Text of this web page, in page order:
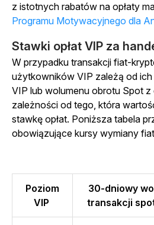
z istotnych rabatów na opłaty
Programu Motywacyjnego dla
Stawki opłat VIP za
W przypadku transakcji fiat-
użytkowników VIP zależą od
VIP lub wolumenu obrotu Spot
zależności od tego, która
stawkę opłat. Poniższa tabela
obowiązujące kursy wymiany
Poziom
VIP
30-dniowy
transakcji